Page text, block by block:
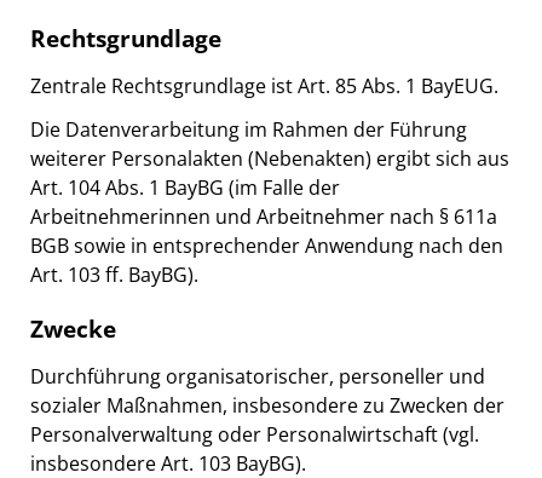
Rechtsgrundlage
Zentrale Rechtsgrundlage ist Art. 85 Abs. 1 BayEUG.
Die Datenverarbeitung im Rahmen der Führung
weiterer Personalakten (Nebenakten) ergibt sich aus
Art. 104 Abs. 1 BayBG (im Falle der
Arbeitnehmerinnen und Arbeitnehmer nach § 611a
BGB sowie in entsprechender Anwendung nach den
Art. 103 ff. BayBG).
Zwecke
Durchführung organisatorischer, personeller und
sozialer Maßnahmen, insbesondere zu Zwecken der
Personalverwaltung oder Personalwirtschaft (vgl.
insbesondere Art. 103 BayBG).